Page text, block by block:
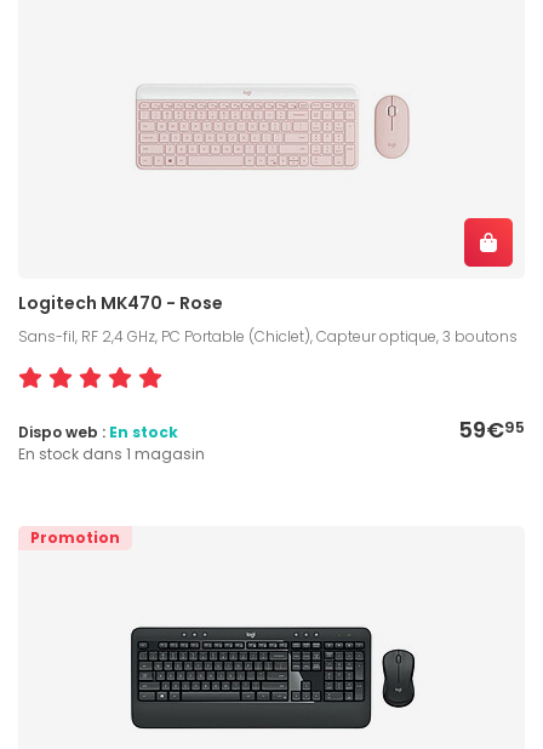
Logitech MK470 - Rose
Sans-fil, RF 2,4 GHz, PC Portable (Chiclet), Capteur optique, 3 boutons
59€95
Dispo web : En stock
En stock dans 1 magasin
Promotion